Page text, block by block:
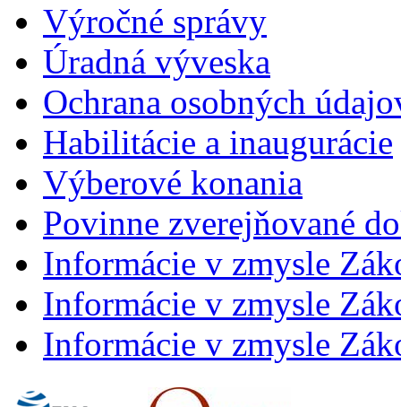
Výročné správy
Úradná výveska
Ochrana osobných
Habilitácie a inaugurácie
Výberové konania
Povinne zverejňované
Informácie v zmysle
Informácie v zmysle
Informácie v zmysle